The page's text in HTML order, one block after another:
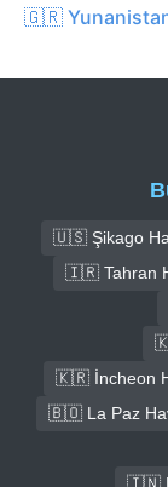
🇬🇷
🇺🇸 Şikago
🇮🇷 Tahran
🇰🇷 İncheon
🇧🇴 La Paz
🇮🇳